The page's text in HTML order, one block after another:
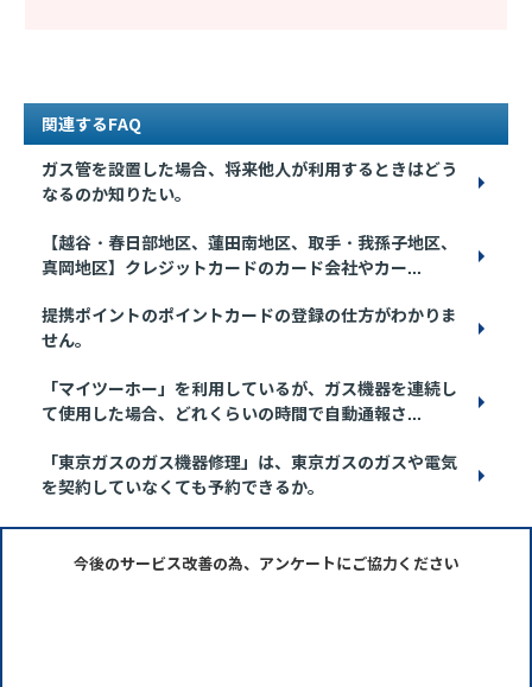
関連するFAQ
ガス管を設置した場合、将来他人が利用するときはどう
なるのか知りたい。
【越谷・春日部地区、蓮田南地区、取手・我孫子地区、
真岡地区】クレジットカードのカード会社やカー...
提携ポイントのポイントカードの登録の仕方がわかりま
せん。
「マイツーホー」を利用しているが、ガス機器を連続し
て使用した場合、どれくらいの時間で自動通報さ...
「東京ガスのガス機器修理」は、東京ガスのガスや電気
を契約していなくても予約できるか。
今後のサービス改善の為、アンケートにご協力ください